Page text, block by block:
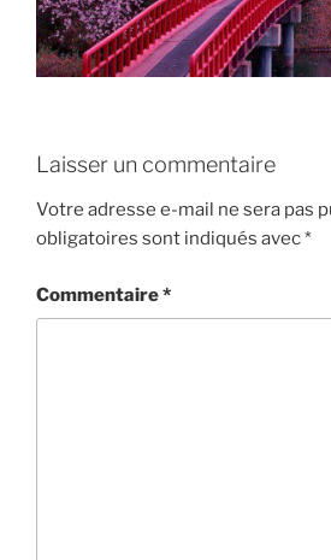
Laisser un commentaire
Votre adresse e-mail ne sera pas
obligatoires sont indiqués avec*
Commentaire*